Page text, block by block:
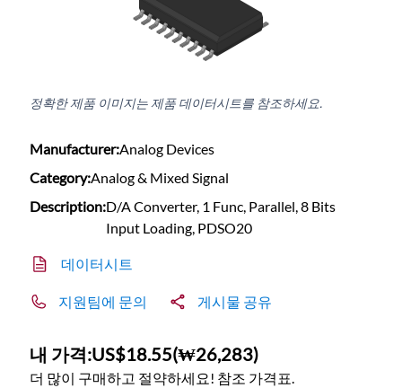
정확한 제품 이미지는 제품 데이터시트를 참조하세요.
Manufacturer:Analog Devices
Category:Analog & Mixed Signal
Description:D/A Converter, 1 Func, Parallel, 8 Bits
Input Loading, PDSO20
데이터시트
지원팀에 문의 게시물 공유
내 가격:US$18.55(₩26,283)
더 많이 구매하고 절약하세요! 참조 가격표.